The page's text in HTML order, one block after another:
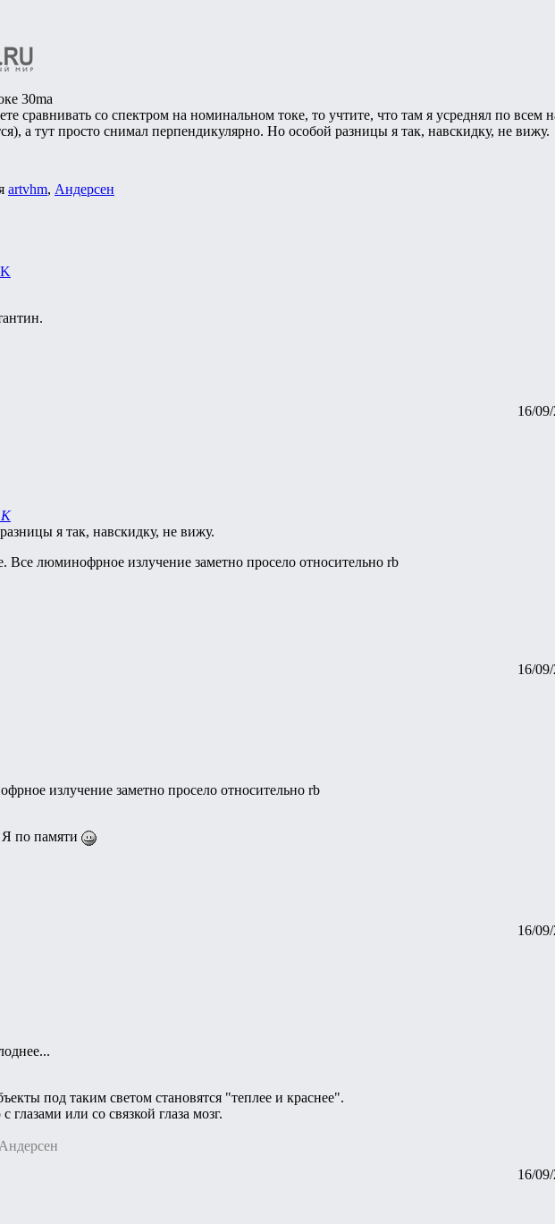
30ma
сравнивать со спектром на номинальном токе, то учтите, что там я усреднял по
а тут просто снимал перпендикулярно. Но особой разницы я так, навскидку, не вижу.
artvhm, Андерсен
16/
я так, навскидку, не вижу.
Все люминофрное излучение заметно просело относительно rb
16/
излучение заметно просело относительно rb
по памяти
16/
под таким светом становятся "теплее и краснее".
глазами или со связкой глаза мозг.
16/